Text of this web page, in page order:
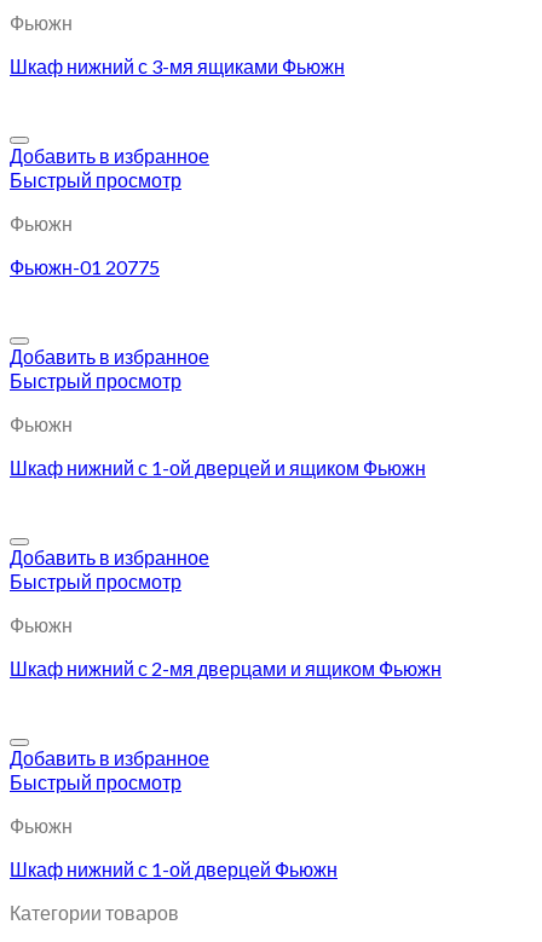
Фьюжн
Шкаф нижний с 3-мя ящиками Фьюжн
Добавить в избранное
Быстрый просмотр
Фьюжн
Фьюжн-01 20775
Добавить в избранное
Быстрый просмотр
Фьюжн
Шкаф нижний с 1-ой дверцей и ящиком Фьюжн
Добавить в избранное
Быстрый просмотр
Фьюжн
Шкаф нижний с 2-мя дверцами и ящиком Фьюжн
Добавить в избранное
Быстрый просмотр
Фьюжн
Шкаф нижний с 1-ой дверцей Фьюжн
Категории товаров